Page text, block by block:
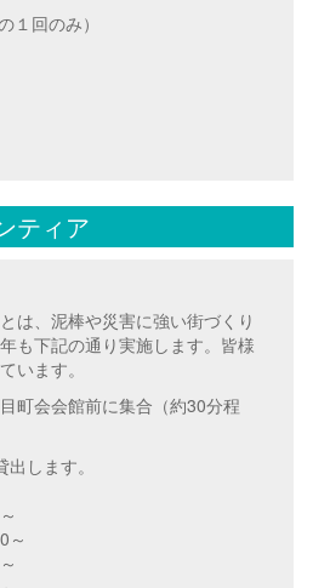
１回のみ）
ティア
は、泥棒や災害に強い街づくり
も下記の通り実施します。皆様
います。
町会会館前に集合（約30分程
します。
～